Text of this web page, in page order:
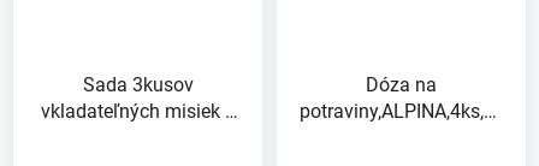
Sada 3kusov
vkladateľných misiek s
Dóza na
potraviny,ALPINA,4ks,1x